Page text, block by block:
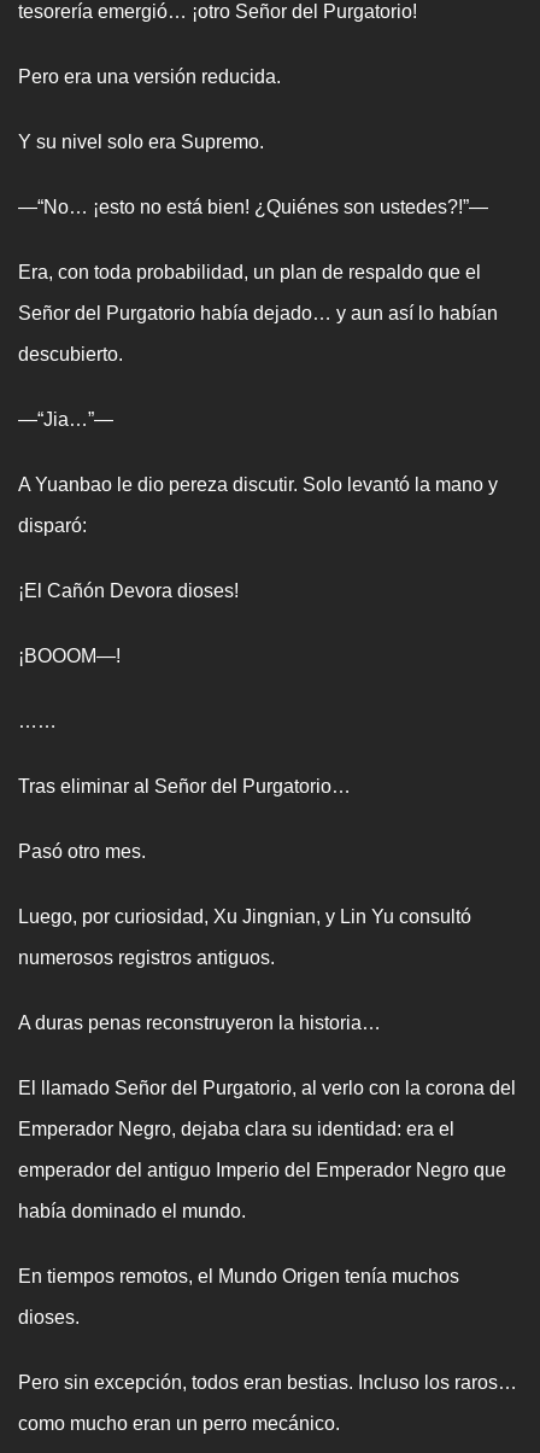
tesorería emergió… ¡otro Señor del Purgatorio!
Pero era una versión reducida.
Y su nivel solo era Supremo.
—“No… ¡esto no está bien! ¿Quiénes son ustedes?!”—
Era, con toda probabilidad, un plan de respaldo que el
Señor del Purgatorio había dejado… y aun así lo habían
descubierto.
—“Jia…”—
A Yuanbao le dio pereza discutir. Solo levantó la mano y
disparó:
¡El Cañón Devora dioses!
¡BOOOM—!
……
Tras eliminar al Señor del Purgatorio…
Pasó otro mes.
Luego, por curiosidad, Xu Jingnian, y Lin Yu consultó
numerosos registros antiguos.
A duras penas reconstruyeron la historia…
El llamado Señor del Purgatorio, al verlo con la corona del
Emperador Negro, dejaba clara su identidad: era el
emperador del antiguo Imperio del Emperador Negro que
había dominado el mundo.
En tiempos remotos, el Mundo Origen tenía muchos
dioses.
Pero sin excepción, todos eran bestias. Incluso los raros…
como mucho eran un perro mecánico.